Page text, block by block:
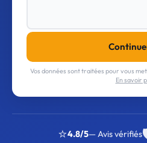
Vos données sont traitées pour vous
En savoir
⭐4.8/5— Avis vérifiés